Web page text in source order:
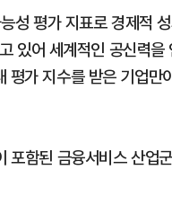
평가 지표로 경제적
있어 세계적인 공신력
가 지수를 받은 기업만
함된 금융서비스 산업